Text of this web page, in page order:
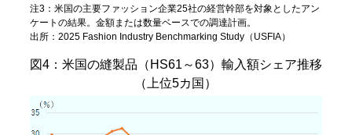
注3：米国の主要ファッション企業25社の経営幹部を対象としたアン
ケートの結果。金額または数量ベースでの調達計画。
出所：2025 Fashion Industry Benchmarking Study（USFIA）
図4：米国の縫製品（HS61～63）輸入額シェア推移
（上位5カ国）